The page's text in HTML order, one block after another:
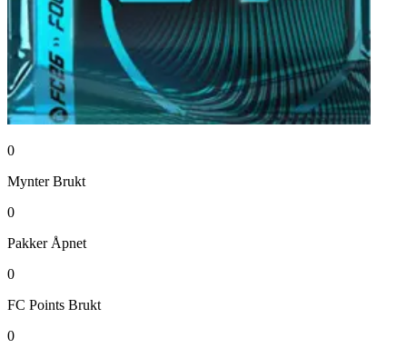
0
Mynter Brukt
0
Pakker Åpnet
0
FC Points Brukt
0